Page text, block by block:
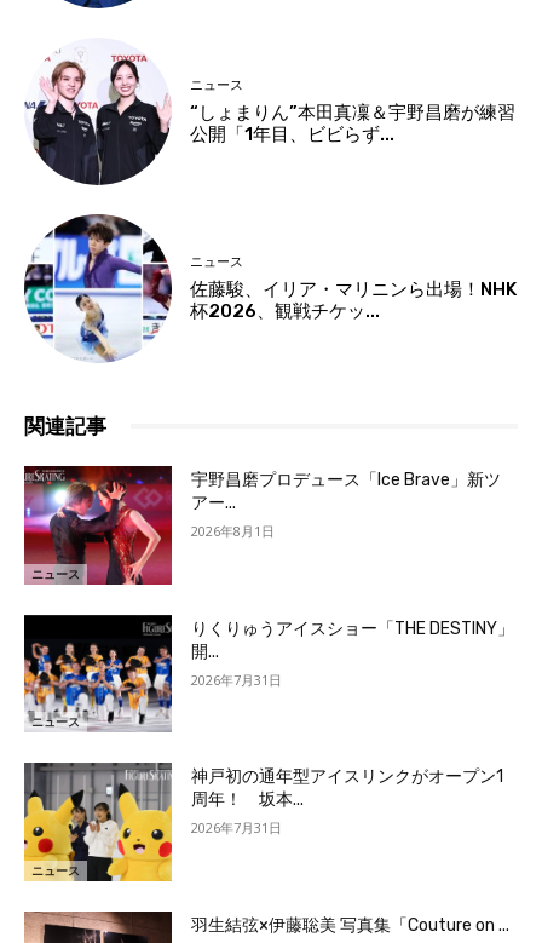
ニュース
“しょまりん”本田真凜＆宇野昌磨が練習
公開「1年目、ビビらず...
ニュース
佐藤駿、イリア・マリニンら出場！NHK
杯2026、観戦チケッ...
関連記事
ニュース
宇野昌磨プロデュース「Ice Brave」新ツ
アー...
2026年8月1日
ニュース
りくりゅうアイスショー「THE DESTINY」
開...
2026年7月31日
ニュース
神戸初の通年型アイスリンクがオープン1
周年！ 坂本...
2026年7月31日
羽生結弦×伊藤聡美 写真集「Couture on ...